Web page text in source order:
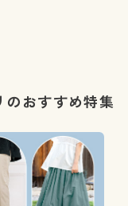
のおすすめ特集